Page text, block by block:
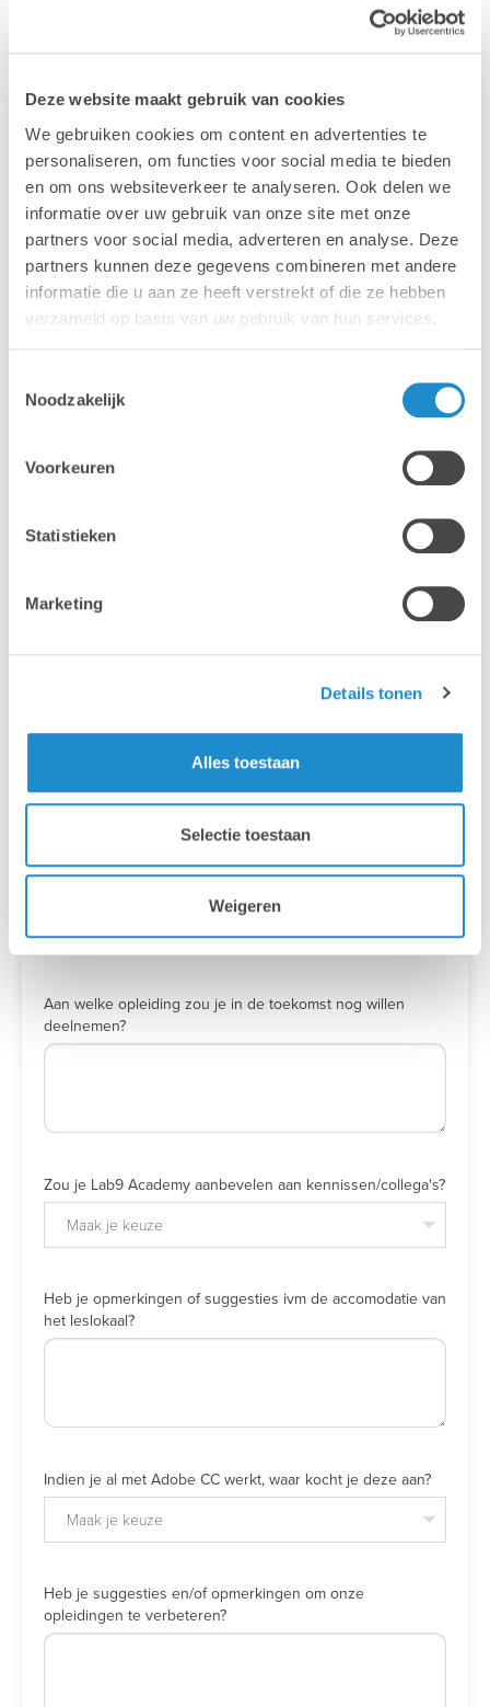
Deze website maakt gebruik van cookies
We gebruiken cookies om content en advertenties te
personaliseren, om functies voor social media te bieden
en om ons websiteverkeer te analyseren. Ook delen we
informatie over uw gebruik van onze site met onze
partners voor social media, adverteren en analyse. Deze
partners kunnen deze gegevens combineren met andere
informatie die u aan ze heeft verstrekt of die ze hebben
verzameld op basis van uw gebruik van hun services.
Noodzakelijk
Voorkeuren
Statistieken
Marketing
Details tonen
Alles toestaan
Selectie toestaan
Weigeren
Welk kanaal heeft je overtuigd om opleiding te volgen bij
Lab9 Academy?
Maak je keuze
Indien andere, specifier hier:
Hoe kwam je in contact met Lab9 Academy?
1
3
8
10
Aan welke opleiding zou je in de toekomst nog willen
deelnemen?
Zou je Lab9 Academy aanbevelen aan kennissen/collega's?
Maak je keuze
Heb je opmerkingen of suggesties ivm de accomodatie van
het leslokaal?
Indien je al met Adobe CC werkt, waar kocht je deze aan?
Maak je keuze
Heb je suggesties en/of opmerkingen om onze
opleidingen te verbeteren?